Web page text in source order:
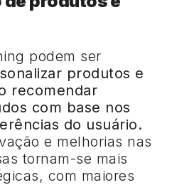
podem ser
produtos e
recomendar
com base nos
do usuário.
e melhorias nas
tornam-se mais
com maiores